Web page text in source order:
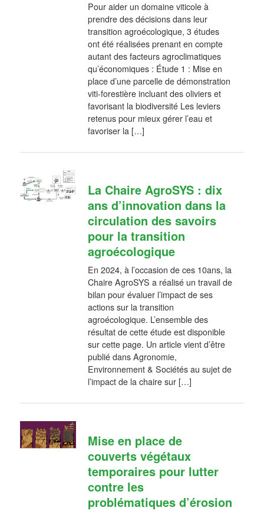
Pour aider un domaine viticole à
prendre des décisions dans leur
transition agroécologique, 3 études
ont été réalisées prenant en compte
autant des facteurs agroclimatiques
qu’économiques : Étude 1 : Mise en
place d’une parcelle de démonstration
viti-forestière incluant des oliviers et
favorisant la biodiversité Les leviers
retenus pour mieux gérer l’eau et
favoriser la […]
La Chaire AgroSYS : dix
ans d’innovation dans la
circulation des savoirs
pour la transition
agroécologique
En 2024, à l’occasion de ces 10ans, la
Chaire AgroSYS a réalisé un travail de
bilan pour évaluer l’impact de ses
actions sur la transition
agroécologique. L’ensemble des
résultat de cette étude est disponible
sur cette page. Un article vient d’être
publié dans Agronomie,
Environnement & Sociétés au sujet de
l’impact de la chaire sur […]
Mise en place de
couverts végétaux
temporaires pour lutter
contre les
problématiques d’érosion